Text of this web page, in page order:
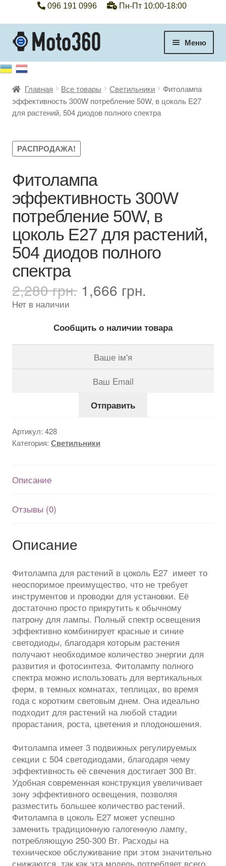
096 191 0996 Пн-Пт 10:00-18:00
Перейти
к
навигации
Перейти
к
содержимому
Меню
+38 096 191 0996
Категории
Гарантия
Оплата, доставка
Контакты
Отзывы
Главная Все товары Светильники
Фитолампа
эффективность 300W потребление 50W, в цоколь E27
для растений, 504 диодов полного спектра
РАСПРОДАЖА!
Фитолампа
эффективность 300W
потребление 50W, в
цоколь E27 для растений,
504 диодов полного
спектра
2,280грн. Первоначальная
цена
2,280 грн..
1,666 грн.
Нет в наличии
Сообщить о наличии товара
Отправить
Артикул:428
Категория:Светильники
Описание
Отзывы (0)
Описание
Фитолампа для растений в цоколь E27 имеет то
неоспоримое преимущество, что не требует
инструментов и проводки для установки. Её
достаточно просто прикрутить к обычному
патрону для лампы. Полный спектр освещения
эффективно комбинирует красные и синие
светодиоды, благодаря которым растения
получают необходимое количество энергии для
развития и фотосинтеза. Фитолампу полного
спектра можно использовать для вертикальных
ферм, в темных комнатах, теплицах, во время
года с коротким световым днем. Она идеально
подходит для растений на любой стадии
прорастания, роста, цветения и плодоношения.
Фитолампа имеет 3 подвижных регулируемых
секции с 504 светодиодами, благодаря чему
эффективность её свечения достигает 300 Вт.
Удобная современная конструкция увеличивает
зону эффективного освещения, позволяя
разместить большее количество растений.
Фитолампа в цоколь E27 может успешно
заменить традиционную галогенную лампу,
потребляющую 250-300 Вт. Расходы на
техническое обслуживание при этом значительно
снижаются, так как эта модель потребляет всего